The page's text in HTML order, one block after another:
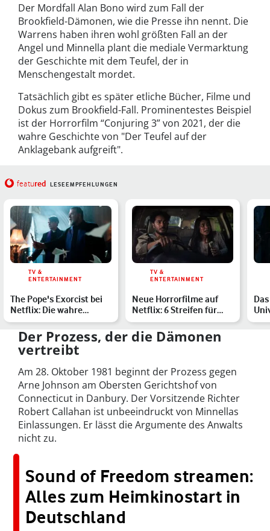
Der Mordfall Alan Bono wird zum Fall der
Brookfield-Dämonen, wie die Presse ihn nennt. Die
Warrens haben ihren wohl größten Fall an der
Angel und Minnella plant die mediale Vermarktung
der Geschichte mit dem Teufel, der in
Menschengestalt mordet.
Tatsächlich gibt es später etliche Bücher, Filme und
Dokus zum Brookfield-Fall. Prominentestes Beispiel
ist der Horrorfilm “Conjuring 3” von 2021, der die
wahre Geschichte von "Der Teufel auf der
Anklagebank aufgreift".
featured LESEEMPFEHLUNGEN
TV &
ENTERTAINMENT
The Pope's Exorcist bei
Netflix: Die wahre
Geschichte hinter dem …
TV &
ENTERTAINMENT
Neue Horrorfilme auf
Netflix: 6 Streifen für
Deinen Gruselabend
Der Prozess, der die Dämonen
vertreibt
Am 28. Oktober 1981 beginnt der Prozess gegen
Arne Johnson am Obersten Gerichtshof von
Connecticut in Danbury. Der Vorsitzende Richter
Robert Callahan ist unbeeindruckt von Minnellas
Einlassungen. Er lässt die Argumente des Anwalts
nicht zu.
Sound of Freedom streamen:
Alles zum Heimkinostart in
Deutschland